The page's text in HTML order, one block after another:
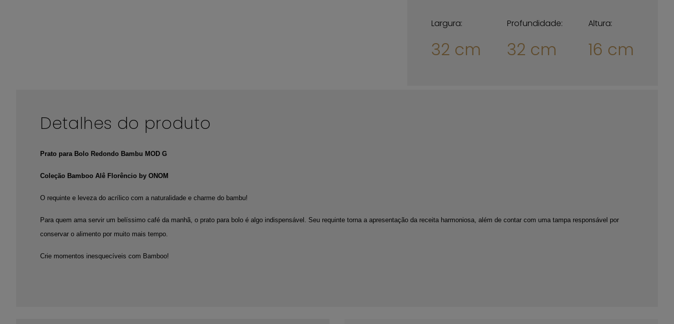
Largura:
32 cm
Profundidade:
32 cm
Altura:
16 cm
Detalhes do produto
Prato para Bolo Redondo Bambu MOD G
Coleção Bamboo Alê Florêncio by ONOM
O requinte e leveza do acrílico com a naturalidade e charme do bambu!
Para quem ama servir um belíssimo café da manhã, o prato para bolo é algo indispensável. Seu requinte torna a apresentação da receita harmoniosa, além de contar com uma tampa responsável por
conservar o alimento por muito mais tempo.
Crie momentos inesquecíveis com Bamboo!